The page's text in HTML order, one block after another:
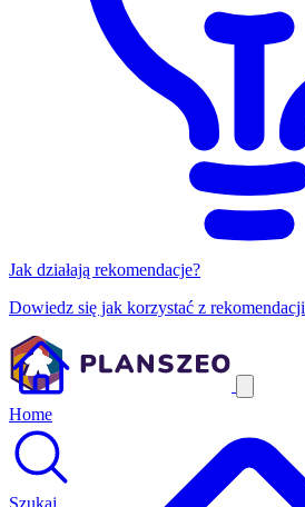
Jak działają rekomendacje?
Dowiedz się jak korzystać z rekomendacji
Home
Szukaj